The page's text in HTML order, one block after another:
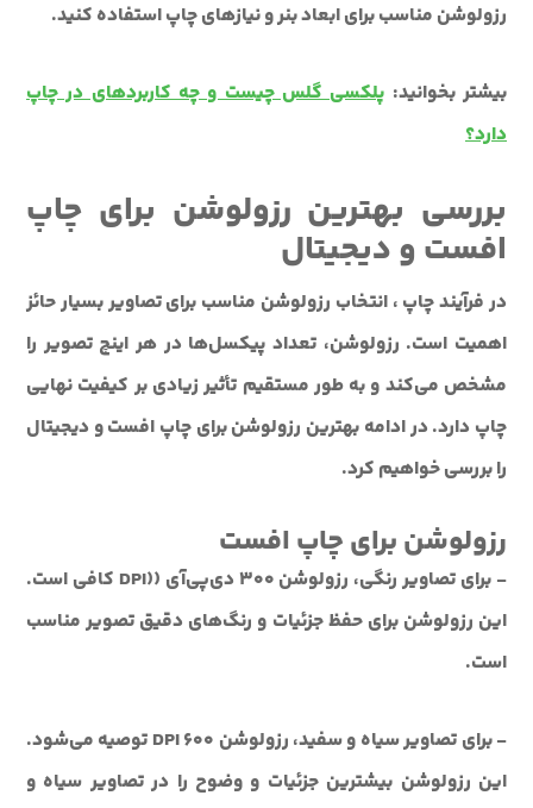
رزولوشن مناسب برای ابعاد بنر و نیازهای چاپ استفاده کنید.
بیشتر بخوانید: پلکسی گلس چیست و چه کاربردهای در چاپ
دارد؟
بررسی بهترین رزولوشن برای چاپ
افست و دیجیتال
در فرآیند چاپ ، انتخاب رزولوشن مناسب برای تصاویر بسیار حائز
اهمیت است. رزولوشن، تعداد پیکسل‌ها در هر اینچ تصویر را
مشخص می‌کند و به طور مستقیم تأثیر زیادی بر کیفیت نهایی
چاپ دارد. در ادامه بهترین رزولوشن برای چاپ افست و دیجیتال
را بررسی خواهیم کرد.
رزولوشن برای چاپ افست
- برای تصاویر رنگی، رزولوشن 300 دی‌پی‌آی ((DPI کافی است.
این رزولوشن برای حفظ جزئیات و رنگ‌های دقیق تصویر مناسب
است.
- برای تصاویر سیاه و سفید، رزولوشن 600 DPI توصیه می‌شود.
این رزولوشن بیشترین جزئیات و وضوح را در تصاویر سیاه و